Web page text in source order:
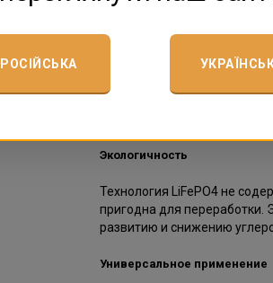
даже в сложных условиях.
электростанциями,
Надёжная работа в любых
BOS-A-Pack7.68 уверенно
решение для климата с
Экологичность
Технология LiFePO4 не
пригодна для переработки.
развитию и снижению
Универсальное применение
РОСІЙСЬКА